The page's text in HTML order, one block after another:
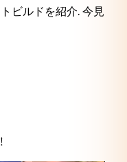
ビルドを紹介. 今見